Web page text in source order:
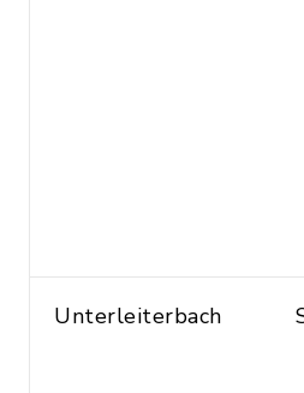
Unterleiterbach